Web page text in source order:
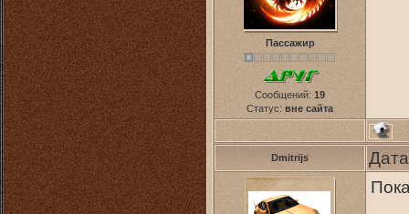
Пассажир
Сообщений: 19
Статус: вне сайта
Dmitrijs